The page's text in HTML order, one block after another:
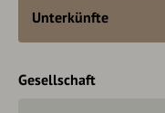
Unterkünfte
Gesellschaft